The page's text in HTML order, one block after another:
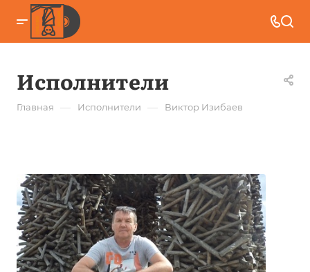
Исполнители
Главная — Исполнители — Виктор Изибаев